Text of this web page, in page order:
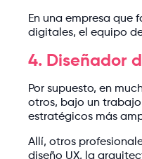
En una empresa que
digitales, el equipo
4. Diseñador
Por supuesto, en
otros, bajo un
estratégicos más
Allí, otros
diseño UX, la